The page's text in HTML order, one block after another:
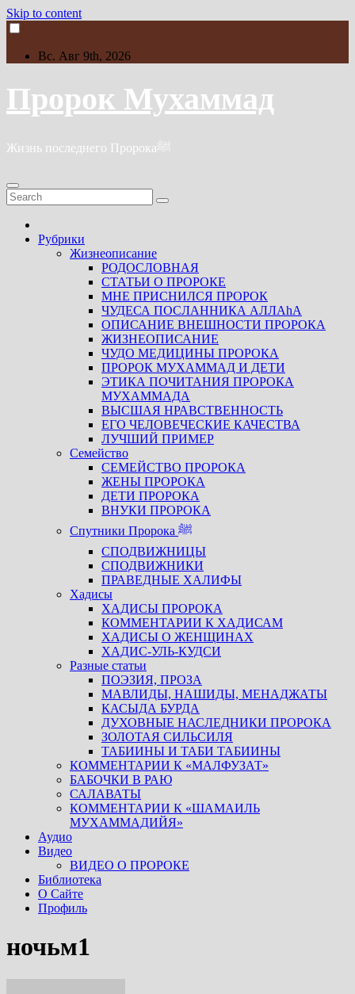
Skip to content
Вс. Авг 9th, 2026
Пророк Мухаммад
Жизнь последнего Пророкаﷺ
Рубрики
Жизнеописание
РОДОСЛОВНАЯ
СТАТЬИ О ПРОРОКЕ
МНЕ ПРИСНИЛСЯ ПРОРОК
ЧУДЕСА ПОСЛАННИКА АЛЛАhА
ОПИСАНИЕ ВНЕШНОСТИ ПРОРОКА
ЖИЗНЕОПИСАНИЕ
ЧУДО МЕДИЦИНЫ ПРОРОКА
ПРОРОК МУХАММАД И ДЕТИ
ЭТИКА ПОЧИТАНИЯ ПРОРОКА
МУХАММАДА
ВЫСШАЯ НРАВСТВЕННОСТЬ
ЕГО ЧЕЛОВЕЧЕСКИЕ КАЧЕСТВА
ЛУЧШИЙ ПРИМЕР
Семейство
СЕМЕЙСТВО ПРОРОКА
ЖЕНЫ ПРОРОКА
ДЕТИ ПРОРОКА
ВНУКИ ПРОРОКА
Спутники Пророка ﷺ
СПОДВИЖНИЦЫ
СПОДВИЖНИКИ
ПРАВЕДНЫЕ ХАЛИФЫ
Хадисы
ХАДИСЫ ПРОРОКА
КОММЕНТАРИИ К ХАДИСАМ
ХАДИСЫ О ЖЕНЩИНАХ
ХАДИС-УЛЬ-КУДСИ
Разные статьи
ПОЭЗИЯ, ПРОЗА
МАВЛИДЫ, НАШИДЫ, МЕНАДЖАТЫ
КАСЫДА БУРДА
ДУХОВНЫЕ НАСЛЕДНИКИ ПРОРОКА
ЗОЛОТАЯ СИЛЬСИЛЯ
ТАБИИНЫ И ТАБИ ТАБИИНЫ
КОММЕНТАРИИ К «МАЛФУЗАТ»
БАБОЧКИ В РАЮ
САЛАВАТЫ
КОММЕНТАРИИ К «ШАМАИЛЬ
МУХАММАДИЙЯ»
Аудио
Видео
ВИДЕО О ПРОРОКЕ
Библиотека
О Сайте
Профиль
ночьм1